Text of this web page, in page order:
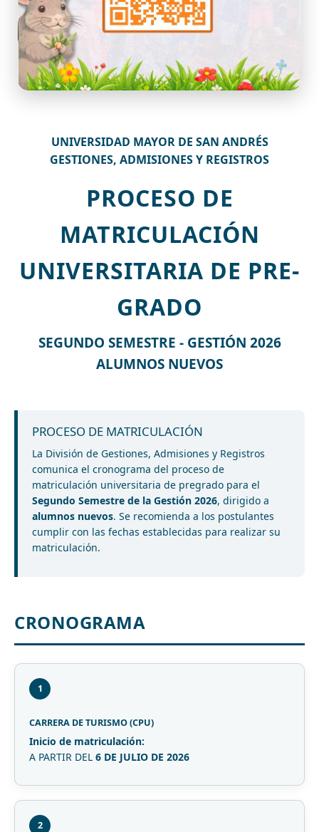
UNIVERSIDAD MAYOR DE SAN ANDRÉS
GESTIONES, ADMISIONES Y REGISTROS
PROCESO DE
MATRICULACIÓN
UNIVERSITARIA DE PRE-
GRADO
SEGUNDO SEMESTRE - GESTIÓN 2026
ALUMNOS NUEVOS
PROCESO DE MATRICULACIÓN
La División de Gestiones, Admisiones y Registros
comunica el cronograma del proceso de
matriculación universitaria de pregrado para el
Segundo Semestre de la Gestión 2026, dirigido a
alumnos nuevos. Se recomienda a los postulantes
cumplir con las fechas establecidas para realizar su
matriculación.
CRONOGRAMA
1
CARRERA DE TURISMO (CPU)
Inicio de matriculación:
A PARTIR DEL 6 DE JULIO DE 2026
2